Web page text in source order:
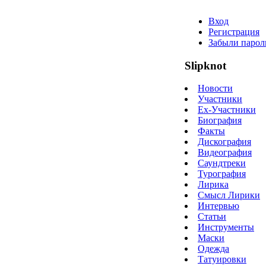
Вход
Регистрация
Забыли
Slipknot
Новости
Участники
Ex-Участники
Биография
Факты
Дискография
Видеография
Саундтреки
Турография
Лирика
Смысл Лирики
Интервью
Статьи
Инструменты
Маски
Одежда
Татуировки